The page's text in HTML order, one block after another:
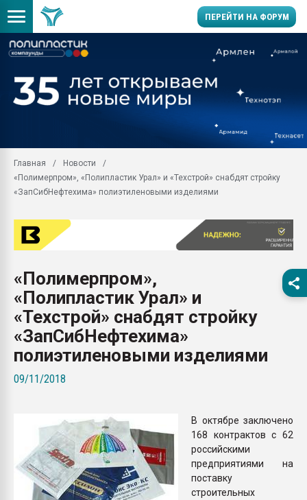
ПЕРЕЙТИ НА ФОРУМ
производство SPC
заводу пластмасс"
Вакуум-формовочные
28.07.2026
первый план в
28.07.2026
ситуацией на
Всё, что касается
Главная
Новости
«Полимерпром», «Полипластик Урал» и «Техстрой» снабдят стройку
«ЗапСибНефтехима» полиэтиленовыми изделиями
«Полимерпром»,
«Полипластик Урал» и
«Техстрой» снабдят стройку
«ЗапСибНефтехима»
полиэтиленовыми изделиями
09/11/2018
В октябре заключено
168 контрактов с 62
российскими
предприятиями на
поставку
строительных